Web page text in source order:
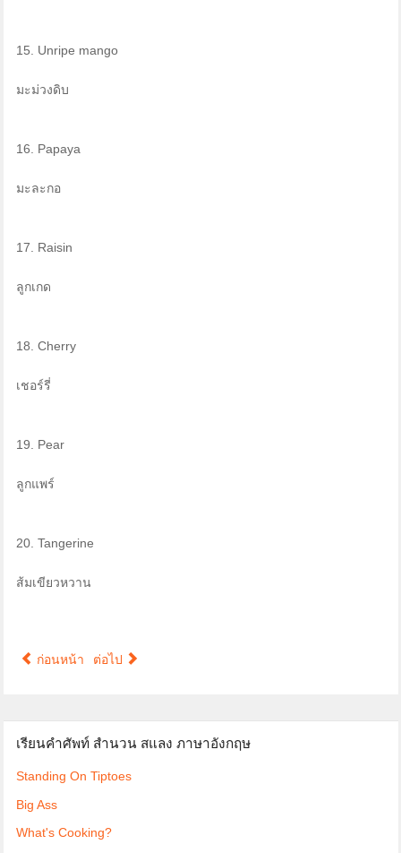
15. Unripe mango
มะม่วงดิบ
16. Papaya
มะละกอ
17. Raisin
ลูกเกด
18. Cherry
เชอร์รี่
19. Pear
ลูกแพร์
20. Tangerine
ส้มเขียวหวาน
ก่อนหน้า ต่อไป
เรียนคำศัพท์ สำนวน สแลง ภาษาอังกฤษ
Standing On Tiptoes
Big Ass
What's Cooking?